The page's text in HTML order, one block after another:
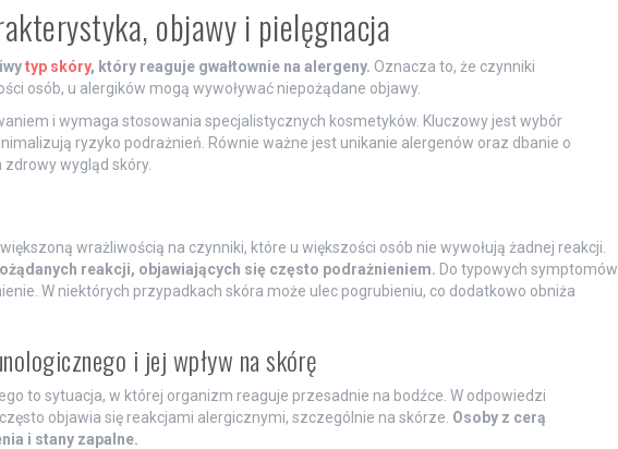
objawy i pielęgnacja
typ skóry, który reaguje gwałtownie na alergeny. Oznacza to, że czynniki
osób, u alergików mogą wywoływać niepożądane objawy.
i wymaga stosowania specjalistycznych kosmetyków. Kluczowy jest wybór
ryzyko podrażnień. Równie ważne jest unikanie alergenów oraz dbanie o
wygląd skóry.
wrażliwością na czynniki, które u większości osób nie wywołują żadnej reakcji.
reakcji, objawiających się często podrażnieniem. Do typowych symptomów
W niektórych przypadkach skóra może ulec pogrubieniu, co dodatkowo obniża
i jej wpływ na skórę
to sytuacja, w której organizm reaguje przesadnie na bodźce. W odpowiedzi
objawia się reakcjami alergicznymi, szczególnie na skórze. Osoby z cerą
i stany zapalne.